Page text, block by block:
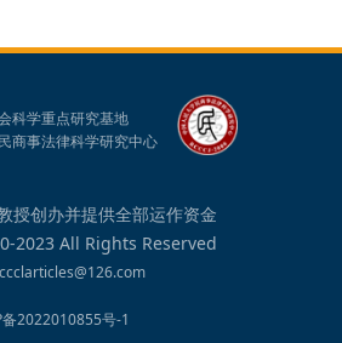
科学重点研究基地
商事法律科学研究中心
授创办并提供全部运作资金
2023 All Rights Reserved
2022010855号-1